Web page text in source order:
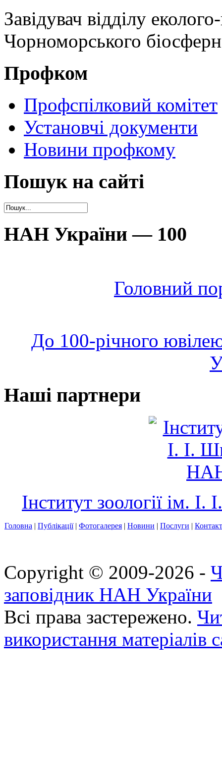
Завідувач відділу
Чорноморського
Профком
Профспілковий комітет
Установчі документи
Новини профкому
Пошук на сайті
НАН України — 100
Головний
До 100-річного
Наші партнери
Інститут зоології ім.
Головна | Публікації| Фотогалерея | Новини | Послуги |
Copyright © 2009-2026 -
заповідник НАН України
Всі права застережено.
використання матеріалів